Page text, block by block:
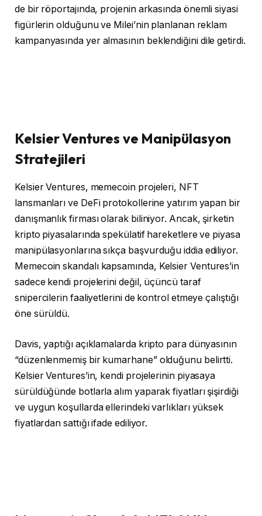
de bir röportajında, projenin arkasında önemli siyasi
figürlerin olduğunu ve Milei’nin planlanan reklam
kampanyasında yer almasının beklendiğini dile getirdi.
Kelsier Ventures ve Manipülasyon
Stratejileri
Kelsier Ventures, memecoin projeleri, NFT
lansmanları ve DeFi protokollerine yatırım yapan bir
danışmanlık firması olarak biliniyor. Ancak, şirketin
kripto piyasalarında spekülatif hareketlere ve piyasa
manipülasyonlarına sıkça başvurduğu iddia ediliyor.
Memecoin skandalı kapsamında, Kelsier Ventures’in
sadece kendi projelerini değil, üçüncü taraf
snipercilerin faaliyetlerini de kontrol etmeye çalıştığı
öne sürüldü.
Davis, yaptığı açıklamalarda kripto para dünyasının
“düzenlenmemiş bir kumarhane” olduğunu belirtti.
Kelsier Ventures’in, kendi projelerinin piyasaya
sürüldüğünde botlarla alım yaparak fiyatları şişirdiği
ve uygun koşullarda ellerindeki varlıkları yüksek
fiyatlardan sattığı ifade ediliyor.